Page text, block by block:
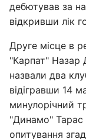
дебютував за
відкривши лік
Друге місце в
"Карпат" Назар
назвали два
відігравши 14
минулорічний
"Динамо" Тарас
опитування